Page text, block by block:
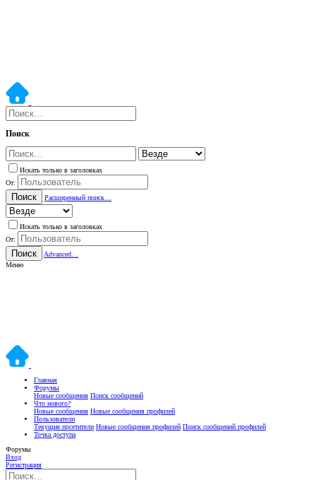
Поиск
Искать только в заголовках
От:
Поиск Расширенный поиск…
Искать только в заголовках
От:
Поиск
Advanced…
Меню
Главная
Форумы
Новые сообщения Поиск сообщений
Что нового?
Новые сообщения Новые сообщения профилей
Пользователи
Текущие посетители Новые сообщения профилей Поиск сообщений профилей
Точка доступа
Форумы
Вход
Регистрация